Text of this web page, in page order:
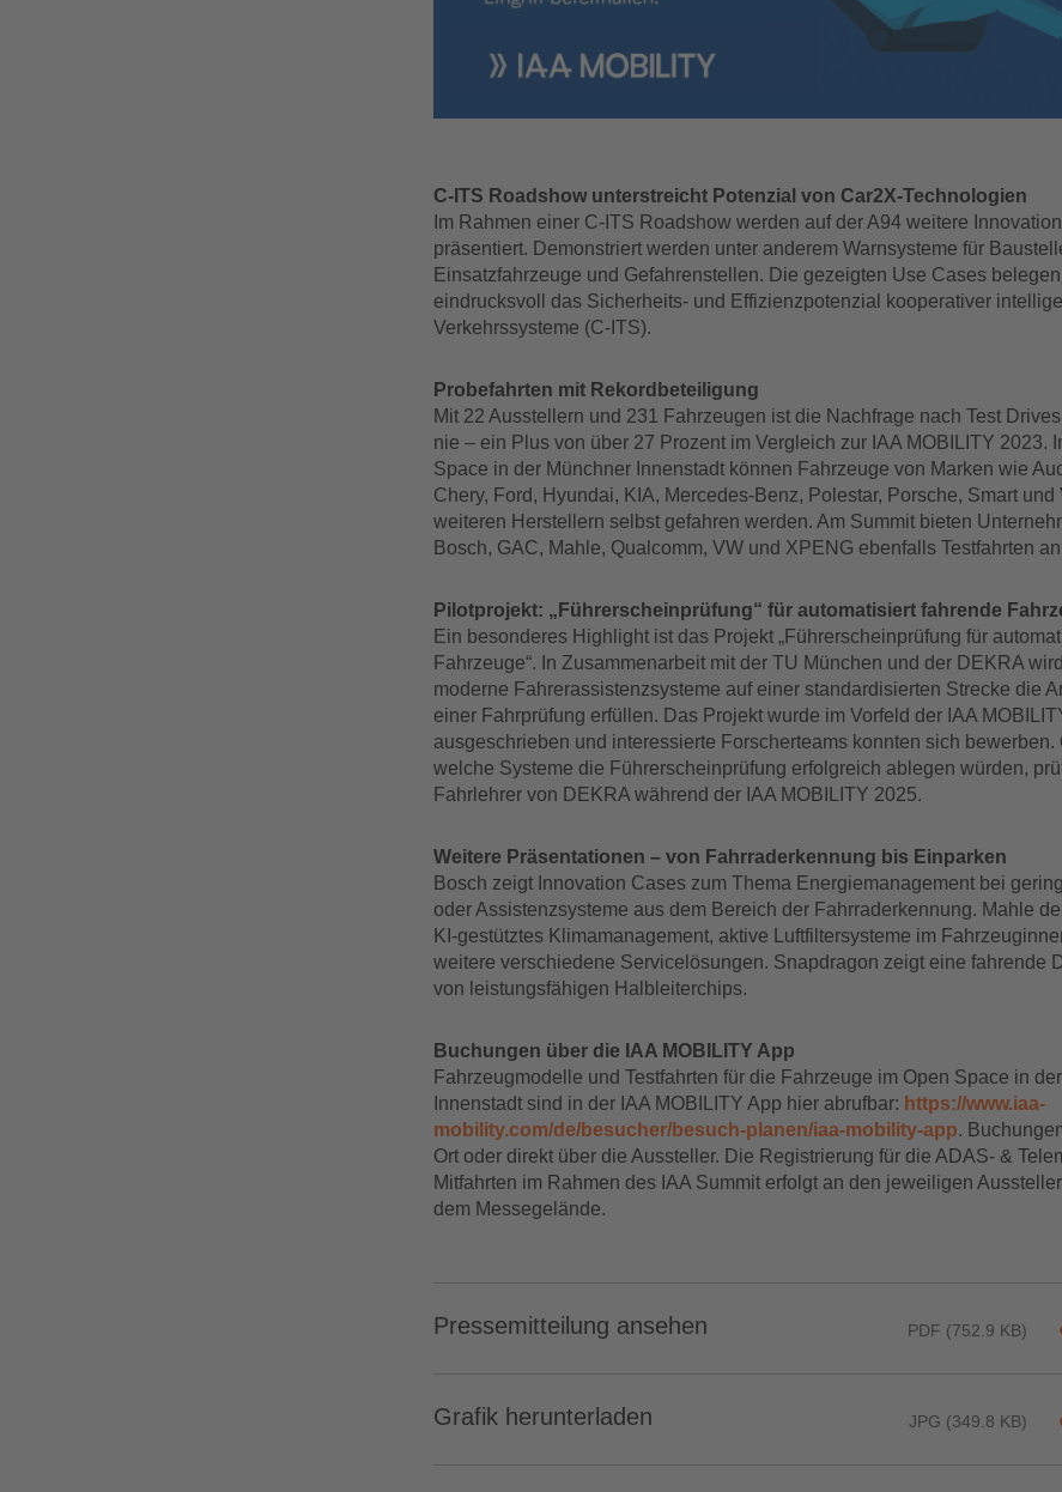
C-ITS Roadshow unterstreicht Potenzial von Car2X-Technologien
Im Rahmen einer C-ITS Roadshow werden auf der A94 weitere
präsentiert. Demonstriert werden unter anderem Warnsysteme für
Einsatzfahrzeuge und Gefahrenstellen. Die gezeigten Use Cases belegen
eindrucksvoll das Sicherheits- und Effizienzpotenzial kooperativer
Verkehrssysteme (C-ITS).
Probefahrten mit Rekordbeteiligung
Mit 22 Ausstellern und 231 Fahrzeugen ist die Nachfrage nach Test
nie – ein Plus von über 27 Prozent im Vergleich zur IAA MOBILITY 2023.
Space in der Münchner Innenstadt können Fahrzeuge von Marken wie
Chery, Ford, Hyundai, KIA, Mercedes-Benz, Polestar, Porsche, Smart und
weiteren Herstellern selbst gefahren werden. Am Summit bieten
Bosch, GAC, Mahle, Qualcomm, VW und XPENG ebenfalls Testfahrten
Pilotprojekt: „Führerscheinprüfung“ für automatisiert fahrende
Ein besonderes Highlight ist das Projekt „Führerscheinprüfung für
Fahrzeuge“. In Zusammenarbeit mit der TU München und der DEKRA
moderne Fahrerassistenzsysteme auf einer standardisierten Strecke die
einer Fahrprüfung erfüllen. Das Projekt wurde im Vorfeld der IAA
ausgeschrieben und interessierte Forscherteams konnten sich bewerben.
welche Systeme die Führerscheinprüfung erfolgreich ablegen würden,
Fahrlehrer von DEKRA während der IAA MOBILITY 2025.
Weitere Präsentationen – von Fahrraderkennung bis Einparken
Bosch zeigt Innovation Cases zum Thema Energiemanagement bei
oder Assistenzsysteme aus dem Bereich der Fahrraderkennung. Mahle
KI-gestütztes Klimamanagement, aktive Luftfiltersysteme im
weitere verschiedene Servicelösungen. Snapdragon zeigt eine fahrende
von leistungsfähigen Halbleiterchips.
Buchungen über die IAA MOBILITY App
Fahrzeugmodelle und Testfahrten für die Fahrzeuge im Open Space in
Innenstadt sind in der IAA MOBILITY App hier abrufbar: https://www.iaa-
mobility.com/de/besucher/besuch-planen/iaa-mobility-app.
Ort oder direkt über die Aussteller. Die Registrierung für die ADAS- &
Mitfahrten im Rahmen des IAA Summit erfolgt an den jeweiligen
dem Messegelände.
Pressemitteilung ansehen PDF (752.9 KB)
Grafik herunterladen JPG (349.8 KB)